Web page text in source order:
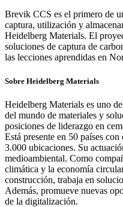
Brevik CCS es el primero de
captura, utilización y
Heidelberg Materials. El
soluciones de captura de
las lecciones aprendidas en
Sobre Heidelberg Materials
Heidelberg Materials es uno
del mundo de materiales y
posiciones de liderazgo en
Está presente en 50 países
3.000 ubicaciones. Su
medioambiental. Como
climática y la economía
construcción, trabaja en
Además, promueve nuevas
de la digitalización.